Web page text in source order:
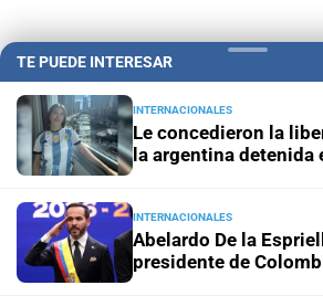
Campolitoral Revista Nosotros
Podcasts Mirador Provincial VivíMejor
TE PUEDE INTERESAR
INTERNACIONALES
Le concedieron la
la argentina detenida
INTERNACIONALES
Abelardo De la
presidente de